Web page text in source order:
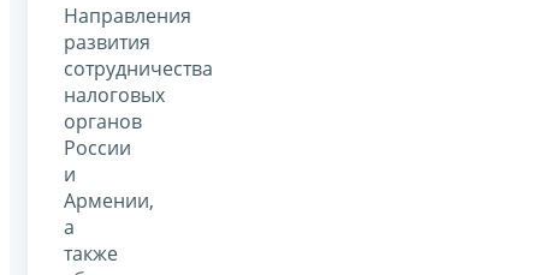
Направления
развития
сотрудничества
налоговых
органов
России
и
Армении,
а
также